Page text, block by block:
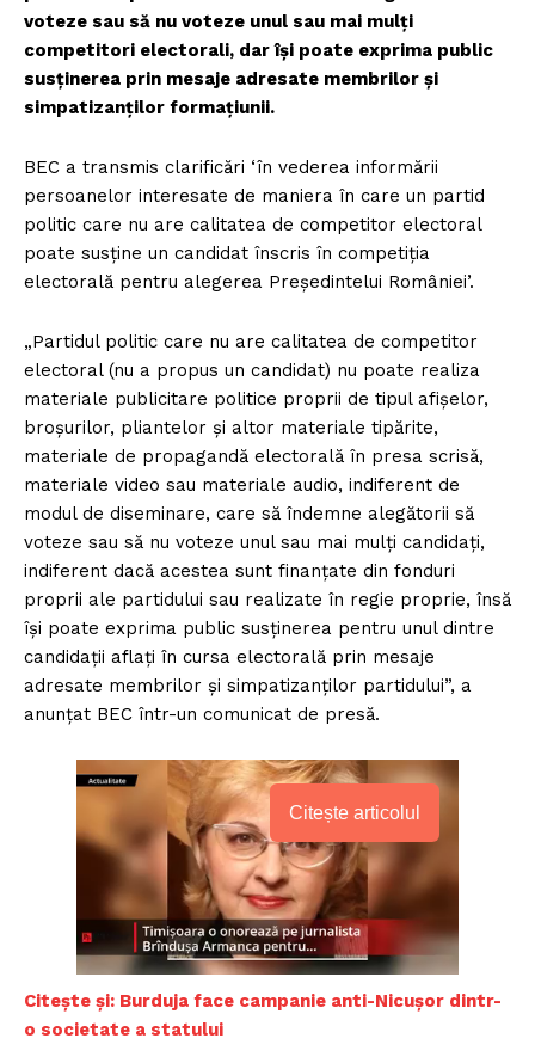
voteze sau să nu voteze unul sau mai mulți
competitori electorali, dar își poate exprima public
susținerea prin mesaje adresate membrilor și
simpatizanților formațiunii.
BEC a transmis clarificări ‘în vederea informării
persoanelor interesate de maniera în care un partid
politic care nu are calitatea de competitor electoral
poate susține un candidat înscris în competiția
electorală pentru alegerea Președintelui României’.
„Partidul politic care nu are calitatea de competitor
electoral (nu a propus un candidat) nu poate realiza
materiale publicitare politice proprii de tipul afișelor,
broșurilor, pliantelor și altor materiale tipărite,
materiale de propagandă electorală în presa scrisă,
materiale video sau materiale audio, indiferent de
modul de diseminare, care să îndemne alegătorii să
voteze sau să nu voteze unul sau mai mulți candidați,
indiferent dacă acestea sunt finanțate din fonduri
proprii ale partidului sau realizate în regie proprie, însă
își poate exprima public susținerea pentru unul dintre
candidații aflați în cursa electorală prin mesaje
adresate membrilor și simpatizanților partidului”, a
anunțat BEC într-un comunicat de presă.
Citește articolul
Citește și: Burduja face campanie anti-Nicușor dintr-
o societate a statului